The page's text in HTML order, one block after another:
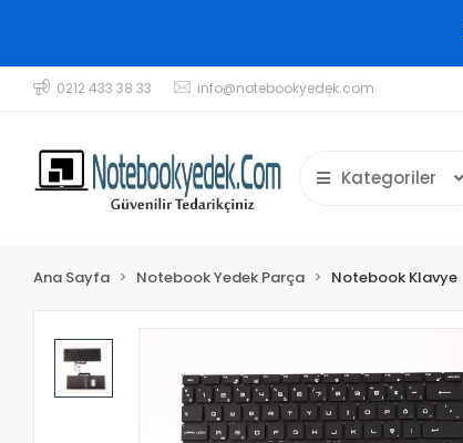
0212 433 38 33 info@notebookyedek.com
Kategoriler
Ana Sayfa Notebook Yedek Parça Notebook Klavye